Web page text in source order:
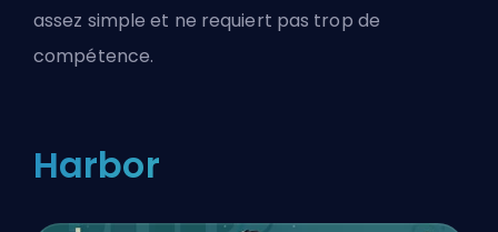
assez simple et ne requiert pas trop de
compétence.
Harbor